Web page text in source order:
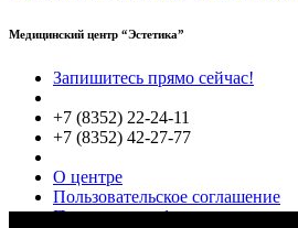
Медицинский центр “Эстетика”
Запишитесь прямо сейчас!
+7 (8352) 22-24-11
+7 (8352) 42-27-77
О центре
Пользовательское соглашение
Политики конфиденциальности